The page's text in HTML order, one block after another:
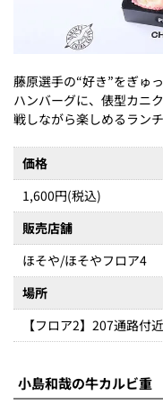
藤原選手の“好き”をぎゅ
ハンバーグに、俵型カニ
戦しながら楽しめるランチ
価格
1,600円(税込)
販売店舗
ほそや/ほそやフロア4
場所
【フロア2】207通路付
小島和哉の牛カルビ重